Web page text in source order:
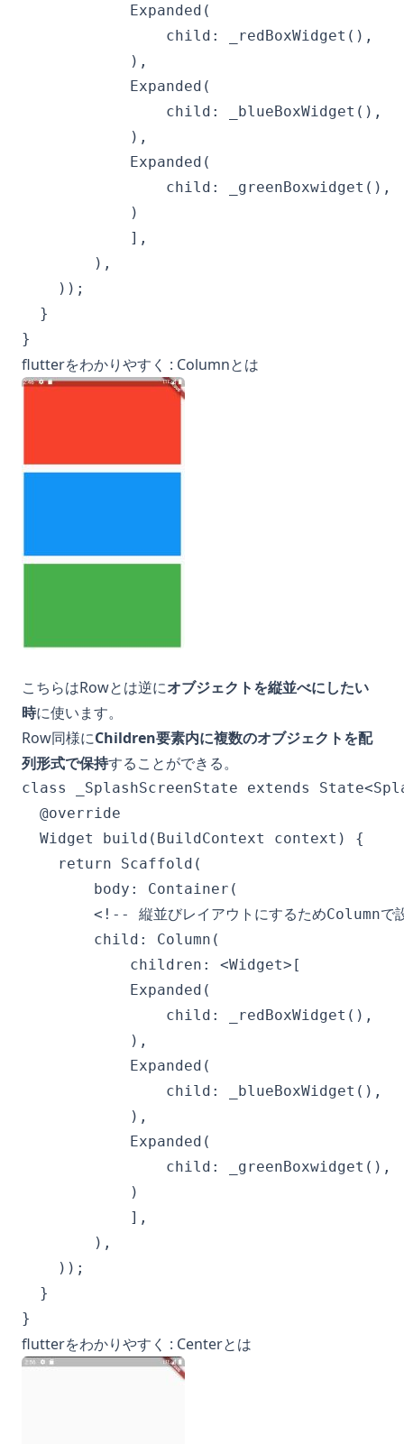
            Expanded(
                child: _redBoxWidget(),
            ),
            Expanded(
                child: _blueBoxWidget(),
            ),
            Expanded(
                child: _greenBoxwidget(),
            )
            ],
        ),
    ));
  }
}
flutterをわかりやすく : Columnとは
こちらはRowとは逆にオブジェクトを縦並べにしたい
時に使います。
Row同様にChildren要素内に複数のオブジェクトを配
列形式で保持することができる。
class _SplashScreenState extends
  @override
  Widget build(BuildContext context) {
    return Scaffold(
        body: Container(
<!-- 縦並びレイアウトにするためColumnで
        child: Column(
            children: <Widget>[
            Expanded(
                child: _redBoxWidget(),
            ),
            Expanded(
                child: _blueBoxWidget(),
            ),
            Expanded(
                child: _greenBoxwidget(),
            )
            ],
        ),
    ));
  }
}
flutterをわかりやすく : Centerとは